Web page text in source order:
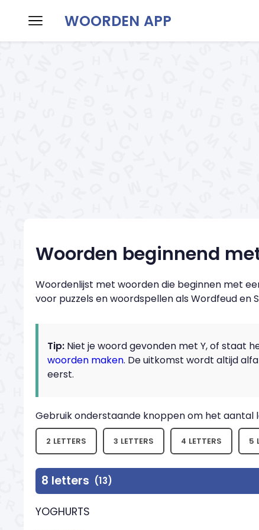
WOORDEN APP
Home Woorden maken
Woorden beginnend
Woordenlijst met woorden die beginnen met
voor puzzels en woordspellen als Wordfeud en
Tip: Niet je woord gevonden met Y, of staat
woorden maken. De uitkomst wordt altijd
eerst.
Gebruik onderstaande knoppen om het
2 LETTERS 3 LETTERS 4 LETTERS 5
8 letters (13)
YOGHURTS